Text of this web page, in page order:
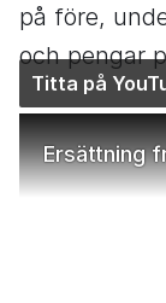
på före,
och pengar
Titta på